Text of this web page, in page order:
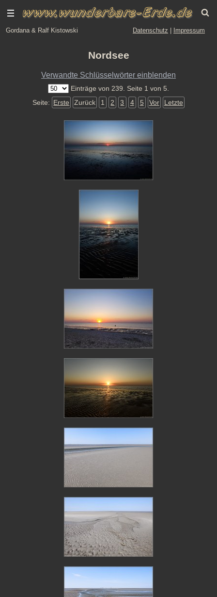
Gordana & Ralf Kistowski Datenschutz Impressum
Nordsee
Verwandte Schlüsselwörter einblenden
Einträge von 239. Seite 1 von 5.
Seite: Erste Zurück 1 2 3 4 5 Vor Letzte